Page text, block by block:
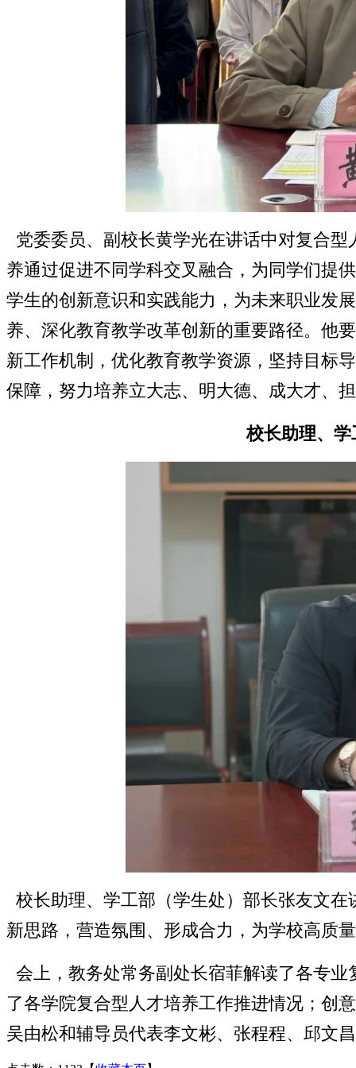
党委委员、副校长黄学光在讲话中对复合
养通过促进不同学科交叉融合，为同学们提
学生的创新意识和实践能力，为未来职业发
养、深化教育教学改革创新的重要路径。他
新工作机制，优化教育教学资源，坚持目标
保障，努力培养立大志、明大德、成大才、
校长助理、
校长助理、学工部（学生处）部长张友文
新思路，营造氛围、形成合力，为学校高质
会上，教务处常务副处长宿菲解读了各专
了各学院复合型人才培养工作推进情况；创
吴由松和辅导员代表李文彬、张程程、邱文